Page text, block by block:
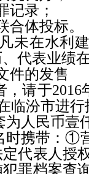
记录；
合体投标。
未在水利
代表业绩
件的发售
，请于2016
临汾市进行
人民币壹
时携带：①
代表人授
罪档案查